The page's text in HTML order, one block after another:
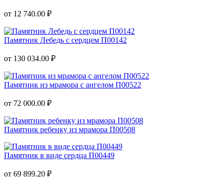
от 12 740.00 ₽
Памятник Лебедь с сердцем П00142
от 130 034.00 ₽
Памятник из мрамора с ангелом П00522
от 72 000.00 ₽
Памятник ребенку из мрамора П00508
Памятник в виде сердца П00449
от 69 899.20 ₽